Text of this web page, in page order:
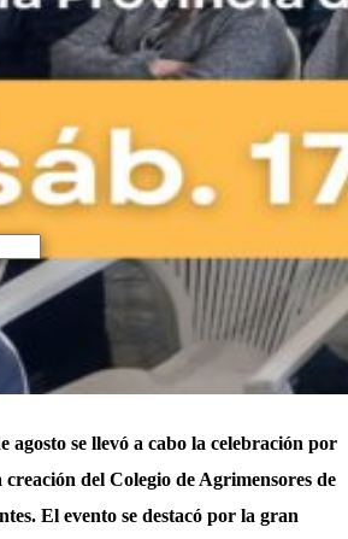
agosto se llevó a cabo la celebración por
creación del Colegio de Agrimensores de
El evento se destacó por la gran